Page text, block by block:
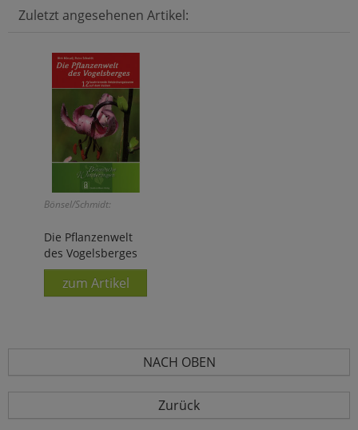
Zuletzt angesehenen Artikel:
Bönsel/Schmidt:
Die Pflanzenwelt
des Vogelsberges
zum Artikel
NACH OBEN
Zurück